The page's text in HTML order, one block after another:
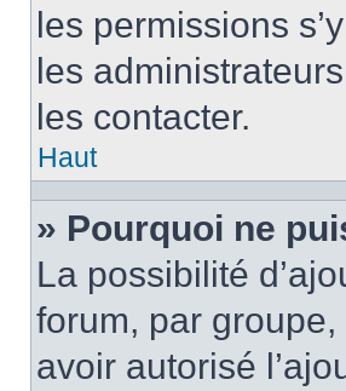
les permissions
les
les contacter.
Haut
» Pourquoi ne
La possibilité
forum, par
avoir autorisé